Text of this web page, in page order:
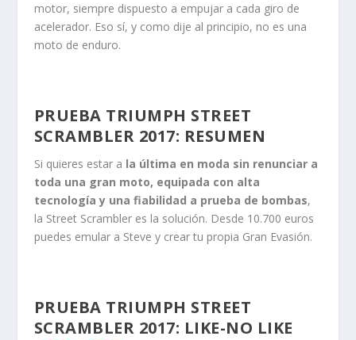
motor, siempre dispuesto a empujar a cada giro de
acelerador. Eso sí, y como dije al principio, no es una
moto de enduro.
PRUEBA TRIUMPH STREET
SCRAMBLER 2017: RESUMEN
Si quieres estar a la última en moda sin renunciar a
toda una gran moto, equipada con alta
tecnología y una fiabilidad a prueba de bombas,
la Street Scrambler es la solución. Desde 10.700 euros
puedes emular a Steve y crear tu propia Gran Evasión.
PRUEBA TRIUMPH STREET
SCRAMBLER 2017: LIKE-NO LIKE